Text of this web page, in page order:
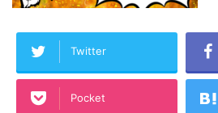
Twitter
Pocket